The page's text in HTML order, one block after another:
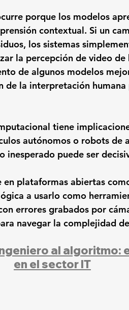
porque los modelos
contextual. Si un
los sistemas
la percepción de video de
de algunos modelos
de la interpretación
tiene
autónomos o robots de
inesperado puede ser
plataformas abiertas
a usarlo como
errores grabados por
navegar la complejidad
al algoritmo:
en el sector IT